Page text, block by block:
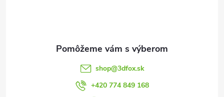
shop@3dfox.sk
+420 774 849 168